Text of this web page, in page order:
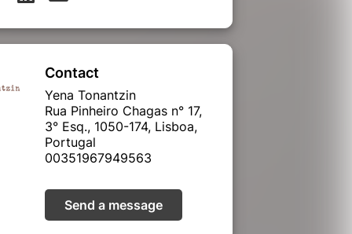
Contact
Yena Tonantzin
Rua Pinheiro Chagas n° 17,
3° Esq., 1050-174, Lisboa,
Portugal
00351967949563
Send a message